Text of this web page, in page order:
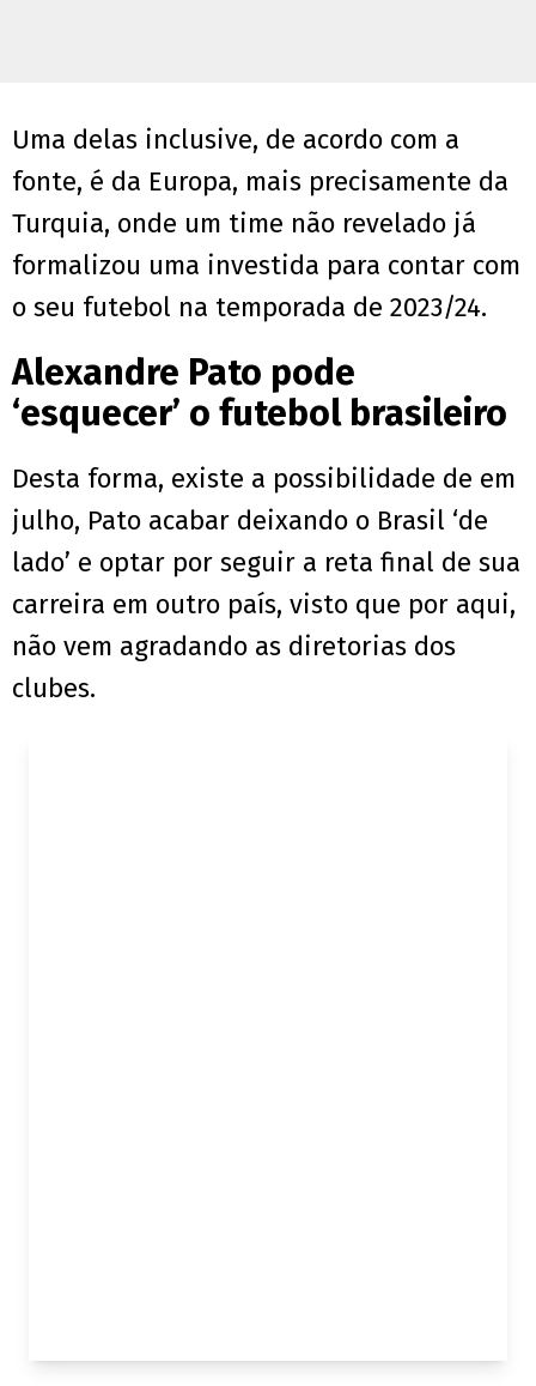
Uma delas inclusive, de acordo com a
fonte, é da Europa, mais precisamente da
Turquia, onde um time não revelado já
formalizou uma investida para contar com
o seu futebol na temporada de 2023/24.
Alexandre Pato pode
‘esquecer’ o futebol brasileiro
Desta forma, existe a possibilidade de em
julho, Pato acabar deixando o Brasil ‘de
lado’ e optar por seguir a reta final de sua
carreira em outro país, visto que por aqui,
não vem agradando as diretorias dos
clubes.